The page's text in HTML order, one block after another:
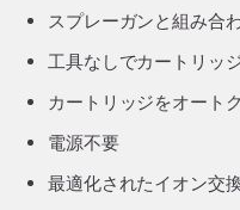
スプレーガンと組み合
工具なしでカートリッ
カートリッジをオート
電源不要
最適化されたイオン交